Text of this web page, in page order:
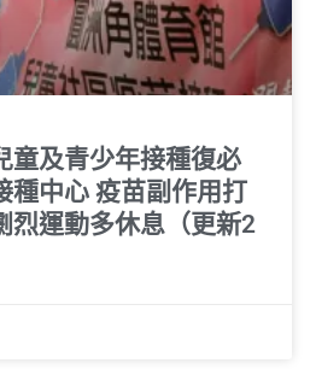
童及青少年接種復必
種中心 疫苗副作用打
烈運動多休息（更新2